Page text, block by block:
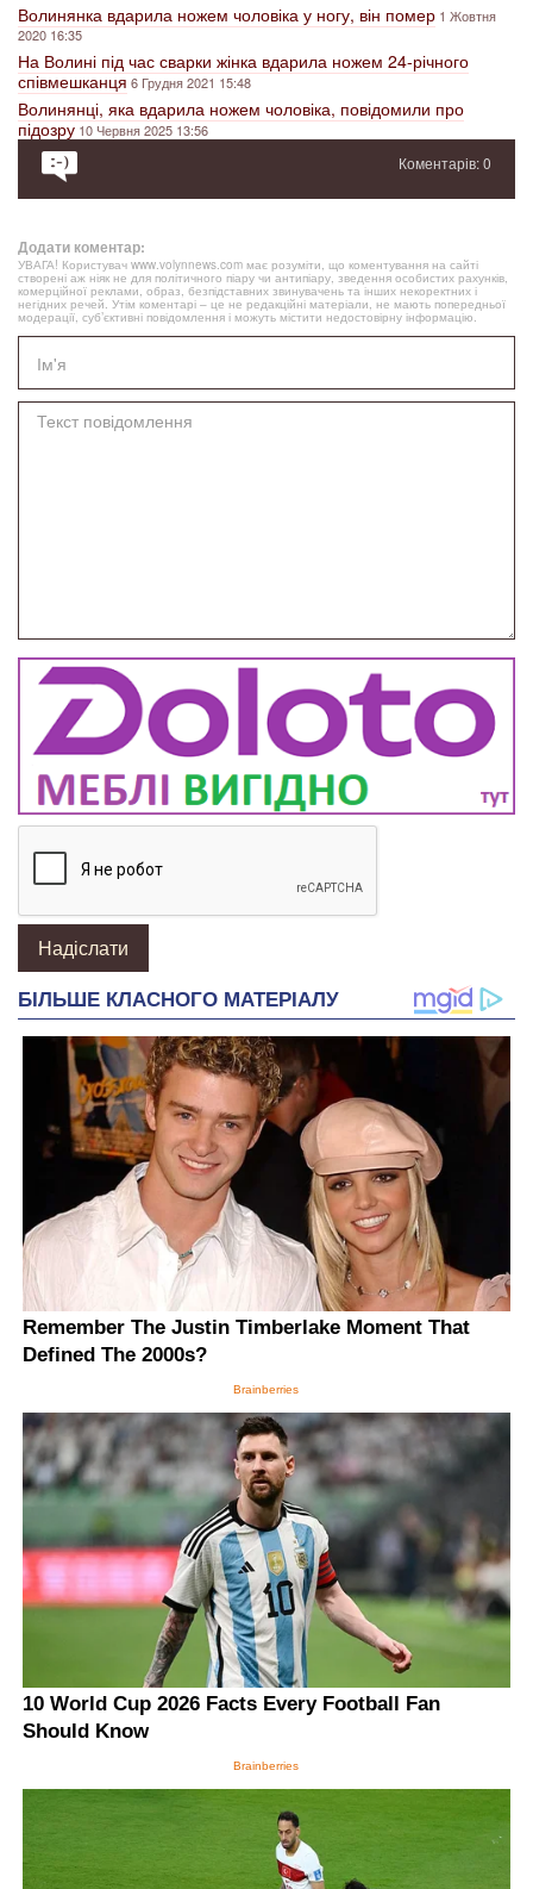
Волинянка вдарила ножем чоловіка у ногу, він помер 1 Жовтня
2020 16:35
На Волині під час сварки жінка вдарила ножем 24-річного
співмешканця6 Грудня 2021 15:48
Волинянці, яка вдарила ножем чоловіка, повідомили про
підозру 10 Червня 2025 13:56
Коментарів: 0
Додати коментар:
УВАГА! Користувач www.volynnews.com має розуміти, що коментування на сайті
створені аж ніяк не для політичного піару чи антипіару, зведення особистих рахунків,
комерційної реклами, образ, безпідставних звинувачень та інших некоректних і
негідних речей. Утім коментарі – це не редакційні матеріали, не мають попередньої
модерації, суб’єктивні повідомлення і можуть містити недостовірну інформацію.